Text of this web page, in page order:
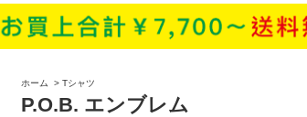
ホーム > Tシャツ
P.O.B. エンブレム